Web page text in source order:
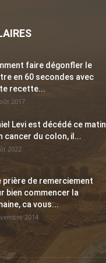
faire dégonfler le
en 60 secondes avec
recette...
2017
Levi est décédé ce matin
cancer du colon, il...
2022
prière de remerciement
bien commencer la
ca vous...
2014